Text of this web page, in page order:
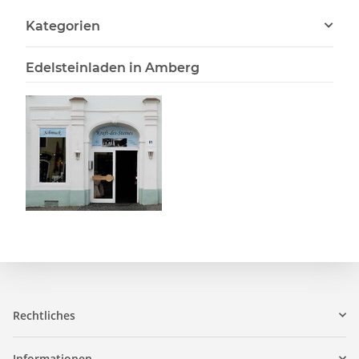
Kategorien
Edelsteinladen in Amberg
Rechtliches